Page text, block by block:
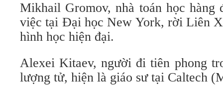
Mikhail Gromov, nhà toán học hàng
việc tại Đại học New York, rời Liên
hình học hiện đại.
Alexei Kitaev, người đi tiên phong
lượng tử, hiện là giáo sư tại Caltech